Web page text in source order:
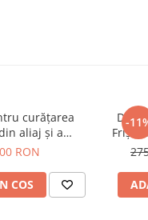
curățarea
aliaj și a
– Profesional
pe bază acidă
jantelor din
RON
COS
-
Frișcă